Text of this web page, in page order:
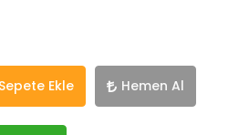
Sepete Ekle Hemen Al